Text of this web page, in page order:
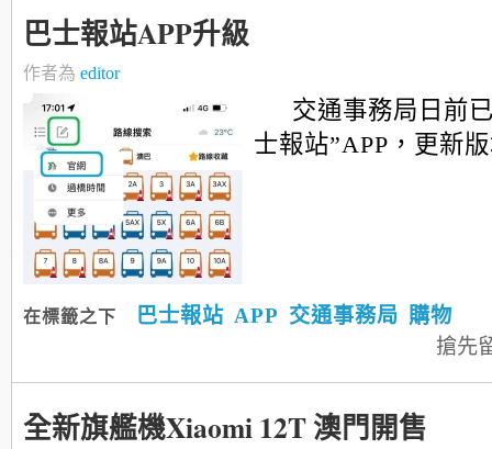
巴士報站APP升級
作者為 editor
交通事務局日前
士報站”APP，更新
在標籤之下 巴士報站 APP 交通事務局 購物
搶先
全新旗艦機Xiaomi 12T 澳門開售